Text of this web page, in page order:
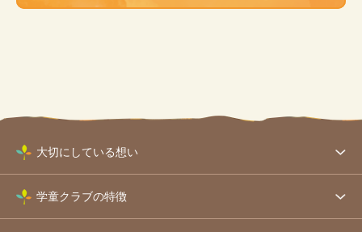
大切にしている想い
学童クラブの特徴